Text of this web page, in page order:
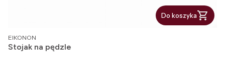
Do koszyka
PRODUCENT
EIKONON
Stojak na pędzle